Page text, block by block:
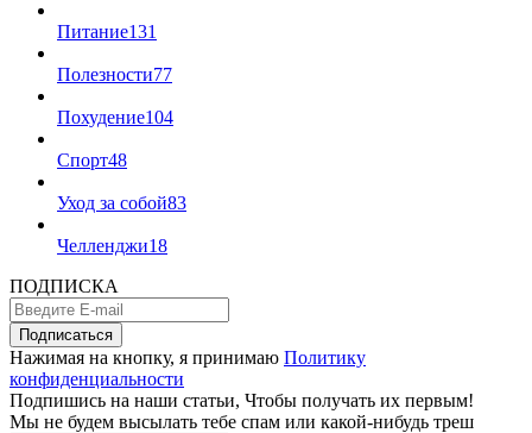
Питание131
Полезности77
Похудение104
Спорт48
Уход за собой83
Челленджи18
ПОДПИСКА
Подписаться
Нажимая на кнопку, я принимаю Политику
конфиденциальности
Подпишись на наши статьи, Чтобы получать их первым!
Мы не будем высылать тебе спам или какой-нибудь треш